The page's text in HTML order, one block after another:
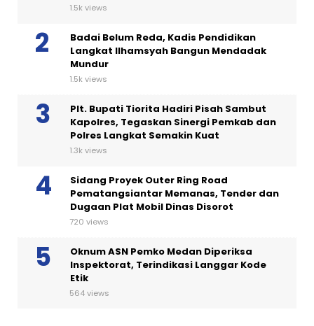
1.5k views
Badai Belum Reda, Kadis Pendidikan
Langkat Ilhamsyah Bangun Mendadak
Mundur
1.5k views
Plt. Bupati Tiorita Hadiri Pisah Sambut
Kapolres, Tegaskan Sinergi Pemkab dan
Polres Langkat Semakin Kuat
1.3k views
Sidang Proyek Outer Ring Road
Pematangsiantar Memanas, Tender dan
Dugaan Plat Mobil Dinas Disorot
720 views
Oknum ASN Pemko Medan Diperiksa
Inspektorat, Terindikasi Langgar Kode
Etik
564 views